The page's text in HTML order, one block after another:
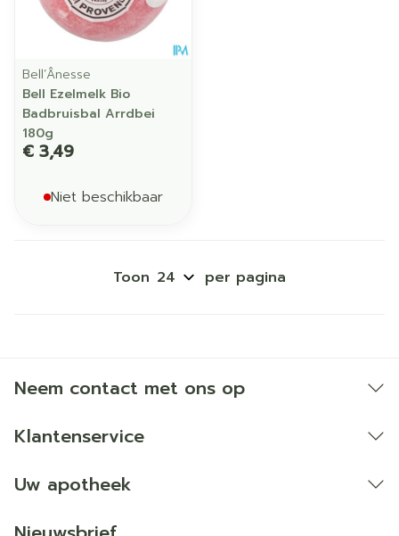
Bell’Ânesse
Bell Ezelmelk Bio
Badbruisbal Arrdbei
180g
€ 3,49
Niet beschikbaar
Toon per pagina
Neem contact met ons op
Klantenservice
Uw apotheek